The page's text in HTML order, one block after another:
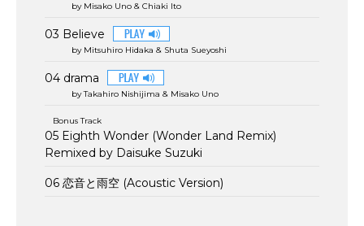
by Misako Uno & Chiaki Ito
03 Believe
by Mitsuhiro Hidaka & Shuta Sueyoshi
04 drama
by Takahiro Nishijima & Misako Uno
Bonus Track
05 Eighth Wonder (Wonder Land Remix)
Remixed by Daisuke Suzuki
06 恋音と雨空 (Acoustic Version)